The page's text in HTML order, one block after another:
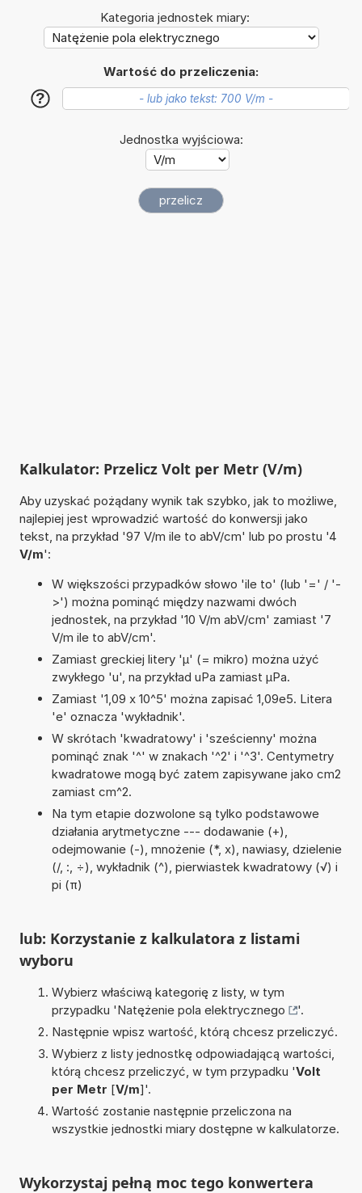
Kategoria jednostek miary:
Wartość do przeliczenia:
?
Jednostka wyjściowa:
Kalkulator: Przelicz Volt per Metr (V/m)
Aby uzyskać pożądany wynik tak szybko, jak to możliwe,
najlepiej jest wprowadzić wartość do konwersji jako
tekst, na przykład '97 V/m ile to abV/cm' lub po prostu '4
V/m':
W większości przypadków słowo 'ile to' (lub '=' / '-
>') można pominąć między nazwami dwóch
jednostek, na przykład '10 V/m abV/cm' zamiast '7
V/m ile to abV/cm'.
Zamiast greckiej litery 'µ' (= mikro) można użyć
zwykłego 'u', na przykład uPa zamiast µPa.
Zamiast '1,09 x 10^5' można zapisać 1,09e5. Litera
'e' oznacza 'wykładnik'.
W skrótach 'kwadratowy' i 'sześcienny' można
pominąć znak '^' w znakach '^2' i '^3'. Centymetry
kwadratowe mogą być zatem zapisywane jako cm2
zamiast cm^2.
Na tym etapie dozwolone są tylko podstawowe
działania arytmetyczne --- dodawanie (+),
odejmowanie (-), mnożenie (*, x), nawiasy, dzielenie
(/, :, ÷), wykładnik (^), pierwiastek kwadratowy (√) i
pi (π)
lub: Korzystanie z kalkulatora z listami
wyboru
Wybierz właściwą kategorię z listy, w tym
przypadku 'Natężenie pola elektrycznego
'.
Następnie wpisz wartość, którą chcesz przeliczyć.
Wybierz z listy jednostkę odpowiadającą wartości,
którą chcesz przeliczyć, w tym przypadku 'Volt
per Metr [V/m]'.
Wartość zostanie następnie przeliczona na
wszystkie jednostki miary dostępne w kalkulatorze.
Wykorzystaj pełną moc tego konwertera